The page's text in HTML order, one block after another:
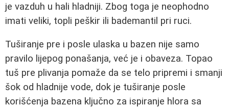
je vazduh u hali hladniji. Zbog toga je neophodno
imati veliki, topli peškir ili bademantil pri ruci.
Tuširanje pre i posle ulaska u bazen nije samo
pravilo lijepog ponašanja, već je i obaveza. Topao
tuš pre plivanja pomaže da se telo pripremi i smanji
šok od hladnije vode, dok je tuširanje posle
korišćenja bazena ključno za ispiranje hlora sa